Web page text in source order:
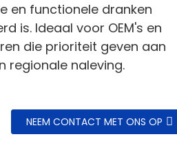
en functionele dranken
is. Ideaal voor OEM's en
die prioriteit geven aan
regionale naleving.
NEEM CONTACT MET ONS OP